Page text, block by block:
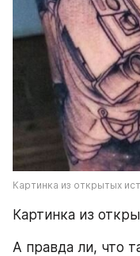
Картинка из открытых
Картинка из
А правда ли, что